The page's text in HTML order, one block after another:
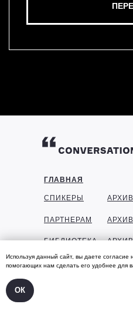
Используя данный сайт, вы даете согласие
помогающих нам сделать его удобнее для
ОК
ГЛАВНАЯ
СПИКЕРЫ
ПАРТНЕРАМ
БИБЛИОТЕКА
ГАЛЕРЕЯ